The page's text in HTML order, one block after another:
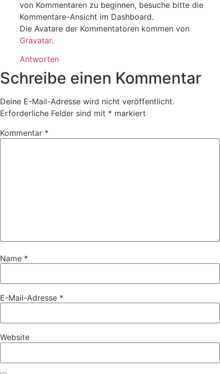
von Kommentaren zu beginnen, besuche bitte die
Kommentare-Ansicht im Dashboard.
Die Avatare der Kommentatoren kommen von
Gravatar.
Antworten
Schreibe einen Kommentar
Deine E-Mail-Adresse wird nicht veröffentlicht.
Erforderliche Felder sind mit * markiert
Kommentar *
Name *
E-Mail-Adresse *
Website